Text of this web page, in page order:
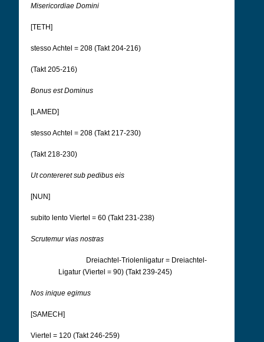
Misericordiae Domini
[TETH]
stesso Achtel = 208 (Takt 204-216)
(Takt 205-216)
Bonus est Dominus
[LAMED]
stesso Achtel = 208 (Takt 217-230)
(Takt 218-230)
Ut contereret sub pedibus eis
[NUN]
subito lento Viertel = 60 (Takt 231-238)
Scrutemur vias nostras
Dreiachtel-Triolenligatur = Dreiachtel-
Ligatur (Viertel = 90) (Takt 239-245)
Nos inique egimus
[SAMECH]
Viertel = 120 (Takt 246-259)